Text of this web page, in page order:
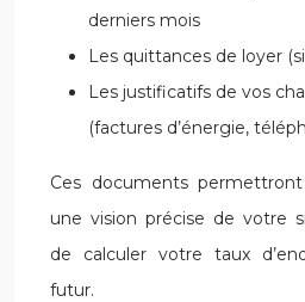
derniers mois
Les quittances de loyer
Les justificatifs de vos
(factures d’énergie,
Ces documents
une vision précise de votre
de calculer votre taux
futur.